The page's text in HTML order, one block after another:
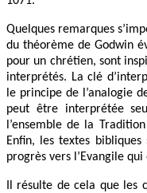
Quelques remarques
du théorème de Godwin
pour un chrétien, sont
interprétés. La clé
le principe de l’analogie
peut être interprétée
l’ensemble de la
Enfin, les textes
progrès vers l’Evangile
Il résulte de cela que